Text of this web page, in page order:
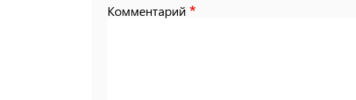
Комментарий